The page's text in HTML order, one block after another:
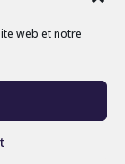
web et notre